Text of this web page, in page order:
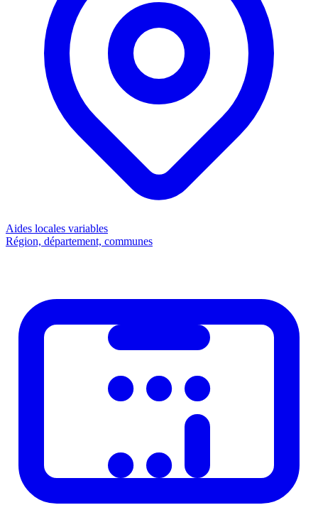
Aides locales variables
Région, département, communes